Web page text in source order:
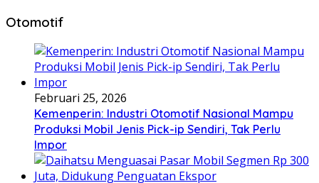
Otomotif
Februari 25, 2026
Kemenperin: Industri Otomotif Nasional Mampu
Produksi Mobil Jenis Pick-ip Sendiri, Tak Perlu
Impor